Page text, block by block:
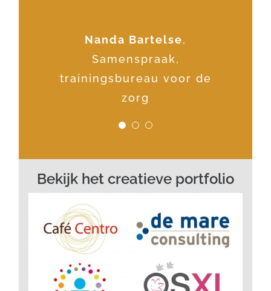
Nanda Bartelse,
Samenspraak,
trainingsbureau voor de
zorg
aanbevelen.
Arthur Meerwaldt
Directeur IM-Company en
partner Kickbridge
Communicatieadviseur
ProRail
Bekijk het creatieve portfolio